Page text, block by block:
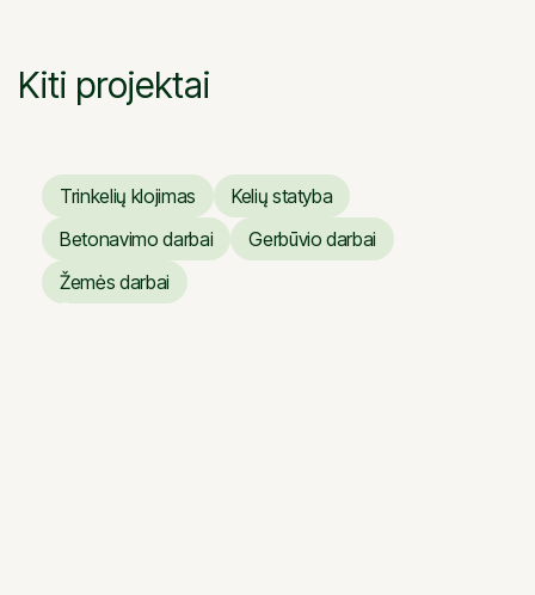
Kiti projektai
Trinkelių klojimas
Trinkelių klojimas
Kelių statyba
Kelių statyba
Betonavimo darbai
Betonavimo darbai
Gerbūvio darbai
Žemės darbai